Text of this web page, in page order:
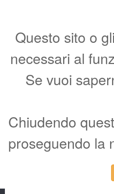
Questo sito o
necessari al
Se vuoi
Chiudendo
proseguendo la